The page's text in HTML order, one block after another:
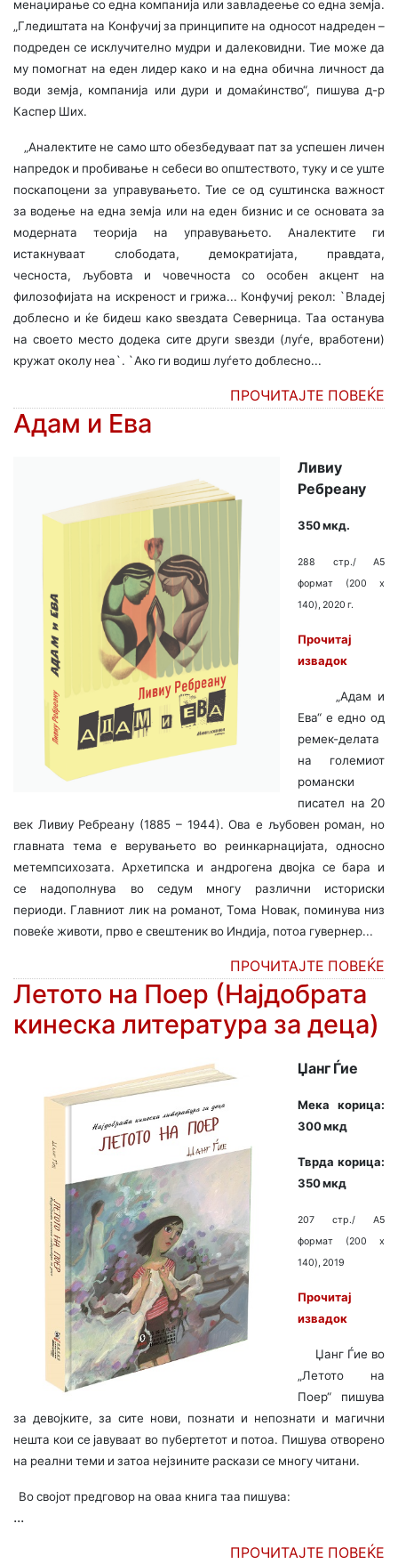
менаџирање со една компанија или завладеење со една земја.
„Гледиштата на Конфучиј за принципите на односот надреден –
подреден се исклучително мудри и далековидни. Тие може да
му помогнат на еден лидер како и на една обична личност да
води земја, компанија или дури и домаќинство“, пишува д-р
Каспер Ших.
„Аналектите не само што обезбедуваат пат за успешен личен
напредок и пробивање н себеси во општеството, туку и се уште
поскапоцени за управувањето. Тие се од суштинска важност
за водење на една земја или на еден бизнис и се основата за
модерната теорија на управувањето. Аналектите ги
истакнуваат слободата, демократијата, правдата,
чесноста, љубовта и човечноста со особен акцент на
филозофијата на искреност и грижа... Конфучиј рекол: `Владеј
доблесно и ќе бидеш како ѕвездата Северница. Таа останува
на своето место додека сите други ѕвезди (луѓе, вработени)
кружат околу неа`. `Ако ги водиш луѓето доблесно...
ПРОЧИТАЈТЕ ПОВЕЌЕ
Адам и Ева
Ливиу
Ребреану
350 мкд.
288 стр./ A5
формат (200 x
140), 2020 г.
Прочитај
извадок
„Адам и
Ева“ е едно од
ремек-делата
на големиот
романски
писател на 20
век Ливиу Ребреану (1885 – 1944). Ова е љубовен роман, но
главната тема е верувањето во реинкарнацијата, односно
метемпсихозата. Архетипска и андрогена двојка се бара и
се надополнува во седум многу различни историски
периоди. Главниот лик на романот, Тома Новак, поминува низ
повеќе животи, прво е свештеник во Индија, потоа гувернер...
ПРОЧИТАЈТЕ ПОВЕЌЕ
Летото на Поер (Најдобрата
кинеска литература за деца)
Џанг Ѓие
Мека корица:
300 мкд
Тврда корица:
350 мкд
207 стр./ A5
формат (200 x
140), 2019
Прочитај
извадок
Џанг Ѓие во
„Летото на
Поер“ пишува
за девојките, за сите нови, познати и непознати и магични
нешта кои се јавуваат во пубертетот и потоа. Пишува отворено
на реални теми и затоа нејзините раскази се многу читани.
Во својот предговор на оваа книга таа пишува:
...
ПРОЧИТАЈТЕ ПОВЕЌЕ